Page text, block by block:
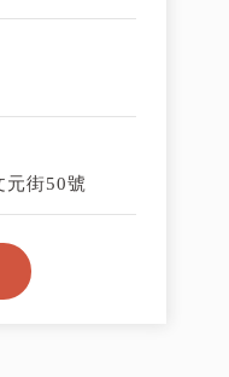
元街50號